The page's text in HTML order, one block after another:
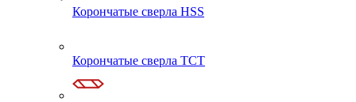
Корончатые сверла HSS
Корончатые сверла TCT